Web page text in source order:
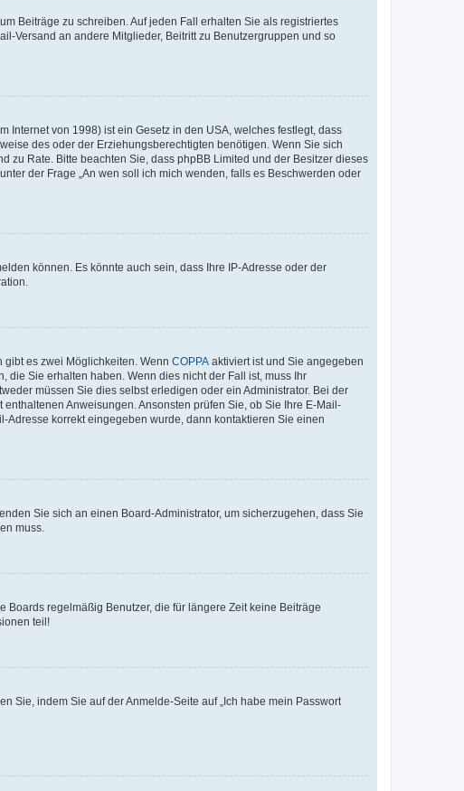
Beiträge zu schreiben. Auf jeden Fall erhalten Sie als registriertes
Versand an andere Mitglieder, Beitritt zu Benutzergruppen und so
Internet von 1998) ist ein Gesetz in den USA, welches festlegt, dass
des oder der Erziehungsberechtigten benötigen. Wenn Sie sich
zu Rate. Bitte beachten Sie, dass phpBB Limited und der Besitzer dieses
der Frage „An wen soll ich mich wenden, falls es Beschwerden oder
können. Es könnte auch sein, dass Ihre IP-Adresse oder der
es zwei Möglichkeiten. Wenn COPPA aktiviert ist und Sie angegeben
die Sie erhalten haben. Wenn dies nicht der Fall ist, muss Ihr
müssen Sie dies selbst erledigen oder ein Administrator. Bei der
Anweisungen. Ansonsten prüfen Sie, ob Sie Ihre E-Mail-
korrekt eingegeben wurde, dann kontaktieren Sie einen
Sie sich an einen Board-Administrator, um sicherzugehen, dass Sie
muss.
Boards regelmäßig Benutzer, die für längere Zeit keine Beiträge
teil!
Sie, indem Sie auf der Anmelde-Seite auf „Ich habe mein Passwort